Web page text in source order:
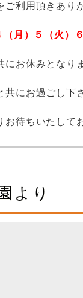
ご利用頂きあり
月）５（火）６
お休みとなり
共にお過ごし下
お待ちいたして
より